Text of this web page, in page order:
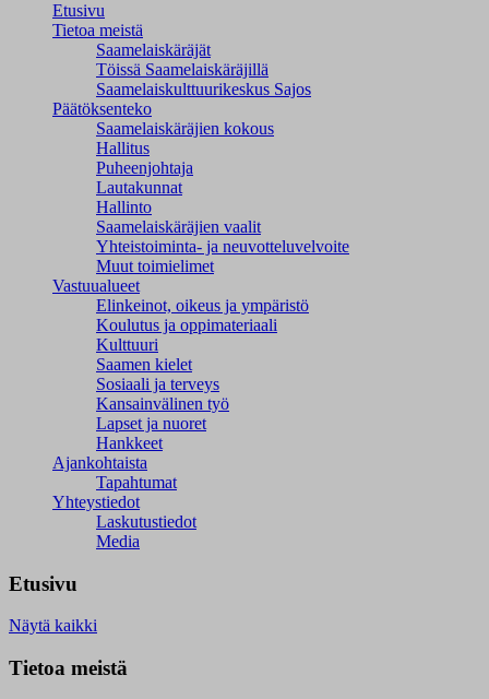
Etusivu
Tietoa meistä
Saamelaiskäräjät
Töissä Saamelaiskäräjillä
Saamelaiskulttuuri­keskus Sajos
Päätöksenteko
Saamelaiskäräjien kokous
Hallitus
Puheenjohtaja
Lautakunnat
Hallinto
Saamelaiskäräjien vaalit
Yhteistoiminta- ja neuvotteluvelvoite
Muut toimielimet
Vastuualueet
Elinkeinot, oikeus ja ympäristö
Koulutus ja oppimateriaali
Kulttuuri
Saamen kielet
Sosiaali ja terveys
Kansainvälinen työ
Lapset ja nuoret
Hankkeet
Ajankohtaista
Tapahtumat
Yhteystiedot
Laskutustiedot
Media
Etusivu
Näytä kaikki
Tietoa meistä